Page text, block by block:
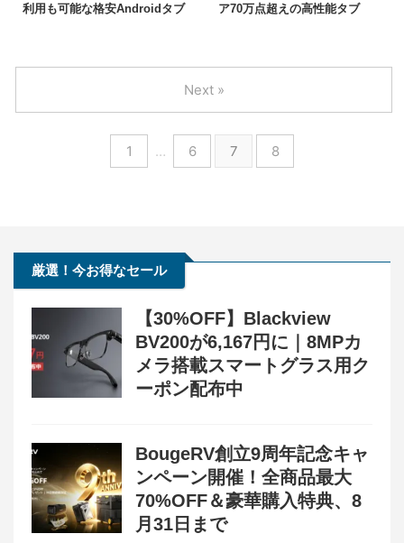
利用も可能な格安Androidタブ
ア70万点超えの高性能タブ
1 … 6 7 8
Next »
厳選！今お得なセール
【30%OFF】Blackview
BV200が6,167円に｜8MPカ
メラ搭載スマートグラス用ク
ーポン配布中
BougeRV創立9周年記念キャ
ンペーン開催！全商品最大
70%OFF＆豪華購入特典、8
月31日まで